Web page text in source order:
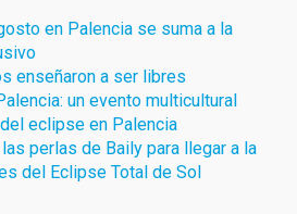
en Palencia se suma a la
enseñaron a ser libres
un evento multicultural
eclipse en Palencia
perlas de Baily para llegar a la
del Eclipse Total de Sol